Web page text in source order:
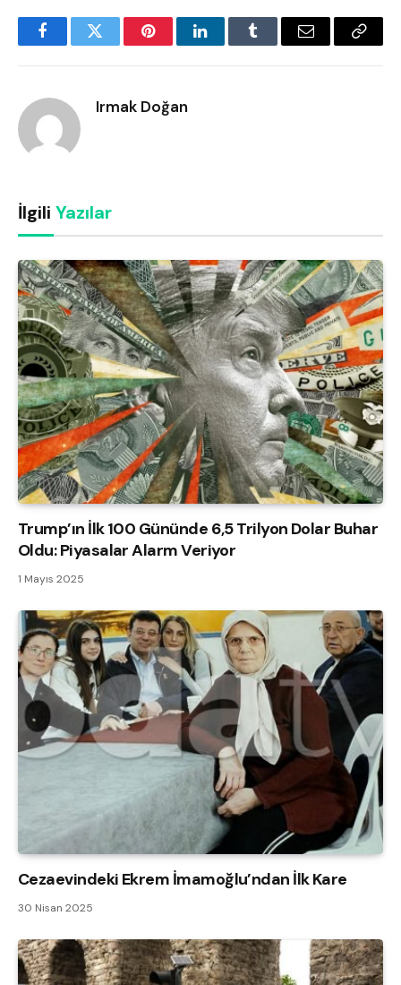
FacebookTwitter PinterestLinkedInTumblr Email
Copy
Irmak Doğan
İlgili Yazılar
Trump’ın İlk 100 Gününde 6,5 Trilyon Dolar Buhar
Oldu: Piyasalar Alarm Veriyor
1 Mayıs 2025
Cezaevindeki Ekrem İmamoğlu’ndan İlk Kare
30 Nisan 2025